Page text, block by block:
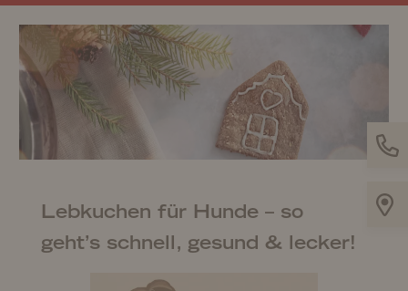
Lebkuchen für Hunde – so
geht’s schnell, gesund & lecker!